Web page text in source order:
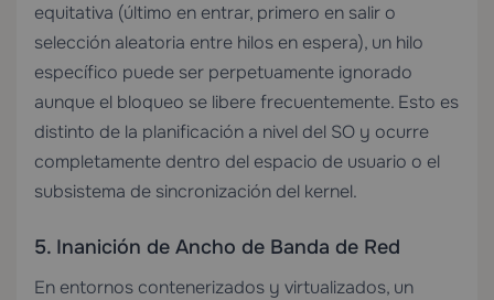
equitativa (último en entrar, primero en salir o
selección aleatoria entre hilos en espera), un hilo
específico puede ser perpetuamente ignorado
aunque el bloqueo se libere frecuentemente. Esto es
distinto de la planificación a nivel del SO y ocurre
completamente dentro del espacio de usuario o el
subsistema de sincronización del kernel.
5. Inanición de Ancho de Banda de Red
En entornos contenerizados y virtualizados, un